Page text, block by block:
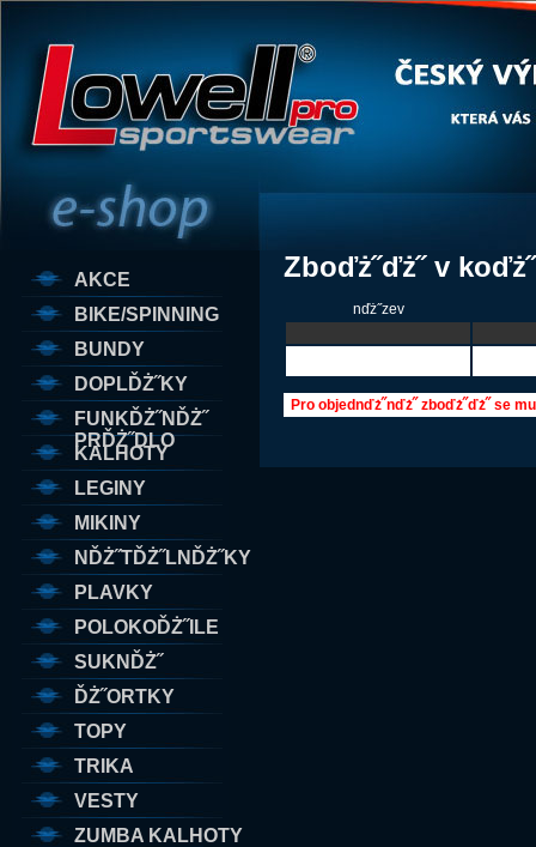
AKCE
BIKE/SPINNING
BUNDY
DOPLĎŻ˝KY
FUNKĎŻ˝NĎŻ˝
PRĎŻ˝DLO
KALHOTY
LEGINY
MIKINY
NĎŻ˝TĎŻ˝LNĎŻ˝KY
PLAVKY
POLOKOĎŻ˝ILE
SUKNĎŻ˝
ĎŻ˝ORTKY
TOPY
TRIKA
VESTY
ZUMBA KALHOTY
Zboďż˝ďż˝ v
nďż˝zev
Pro objednďż˝nďż˝ zboďż˝ďż˝ se